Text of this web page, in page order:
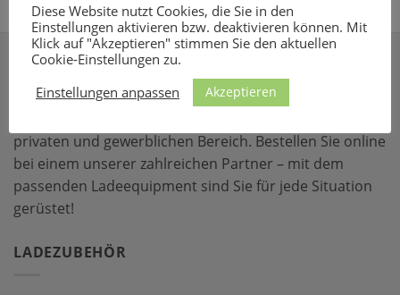
ÜBER E-MOBILEO
privaten und gewerblichen Bereich. Bestellen Sie online
bei einem unserer zahlreichen Partner – mit dem
passenden Ladeequipment sind Sie für jede Situation
gerüstet!
LADEZUBEHÖR
Diese Website nutzt Cookies, die Sie in den
Einstellungen aktivieren bzw. deaktivieren können. Mit
Klick auf "Akzeptieren" stimmen Sie den aktuellen
Cookie-Einstellungen zu.
Einstellungen anpassen
Akzeptieren